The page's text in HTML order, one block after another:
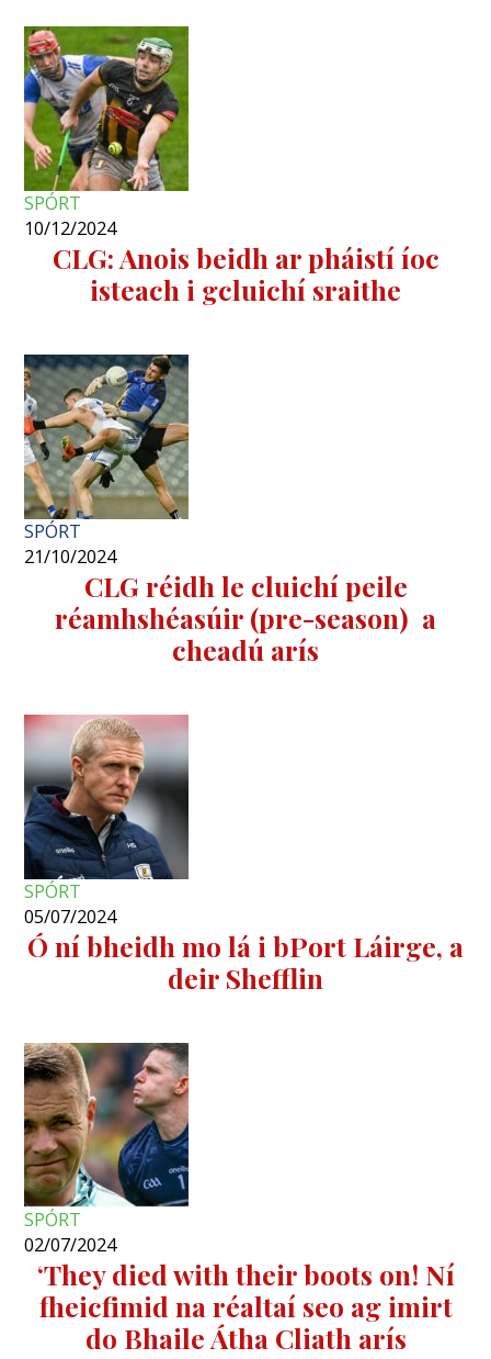
SPÓRT
10/12/2024
CLG: Anois beidh ar pháistí íoc
isteach i gcluichí sraithe
SPÓRT
21/10/2024
CLG réidh le cluichí peile
réamhshéasúir (pre-season) a
cheadú arís
SPÓRT
05/07/2024
Ó ní bheidh mo lá i bPort Láirge, a
deir Shefflin
SPÓRT
02/07/2024
‘They died with their boots on! Ní
fheicfimid na réaltaí seo ag imirt
do Bhaile Átha Cliath arís